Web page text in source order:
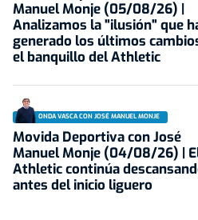
Manuel Monje (05/08/26) |
Analizamos la "ilusión" que
generado los últimos
el banquillo del Athletic
ONDA VASCA CON JOSÉ MANUEL MONJE
Movida Deportiva con José
Manuel Monje (04/08/26) |
Athletic continúa
antes del inicio liguero